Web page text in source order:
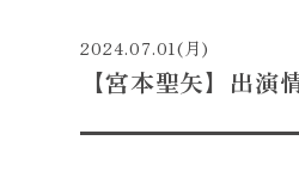
2024.07.01(月)
【宮本聖矢】出演